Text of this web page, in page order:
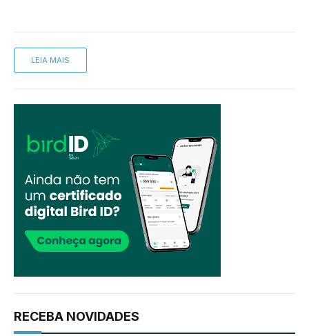
LEIA MAIS
RECEBA NOVIDADES